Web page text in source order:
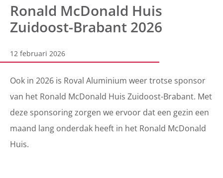
Ronald McDonald Huis
Zuidoost-Brabant 2026
12 februari 2026
Ook in 2026 is Roval Aluminium weer trotse sponsor
van het Ronald McDonald Huis Zuidoost-Brabant. Met
deze sponsoring zorgen we ervoor dat een gezin een
maand lang onderdak heeft in het Ronald McDonald
Huis.